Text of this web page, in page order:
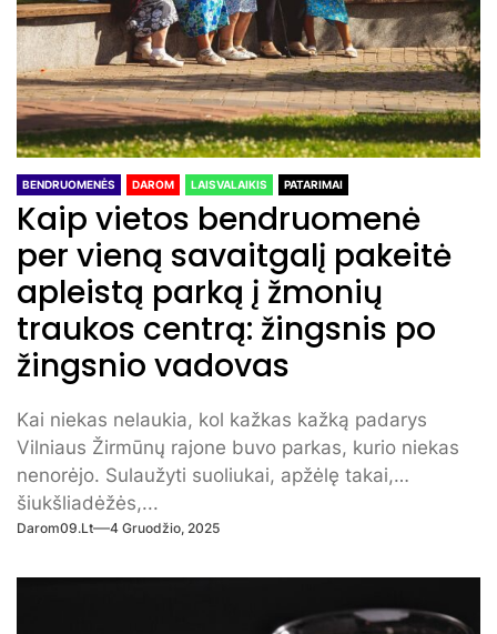
BENDRUOMENĖS DAROM LAISVALAIKIS PATARIMAI
Kaip vietos bendruomenė
per vieną savaitgalį pakeitė
apleistą parką į žmonių
traukos centrą: žingsnis po
žingsnio vadovas
Kai niekas nelaukia, kol kažkas kažką padarys
Vilniaus Žirmūnų rajone buvo parkas, kurio niekas
nenorėjo. Sulaužyti suoliukai, apžėlę takai,
šiukšliadėžės,...
Darom09.lt 4 Gruodžio, 2025